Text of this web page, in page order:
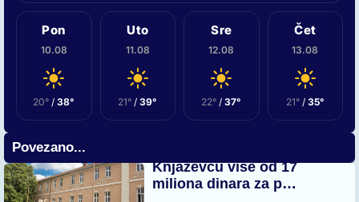
Pon
10.08
20° /38°
Uto
11.08
21° /39°
Sre
12.08
22° /37°
Čet
13.08
21°/ 35°
Povezano...
Knjaževcu više od 17
miliona dinara za p…